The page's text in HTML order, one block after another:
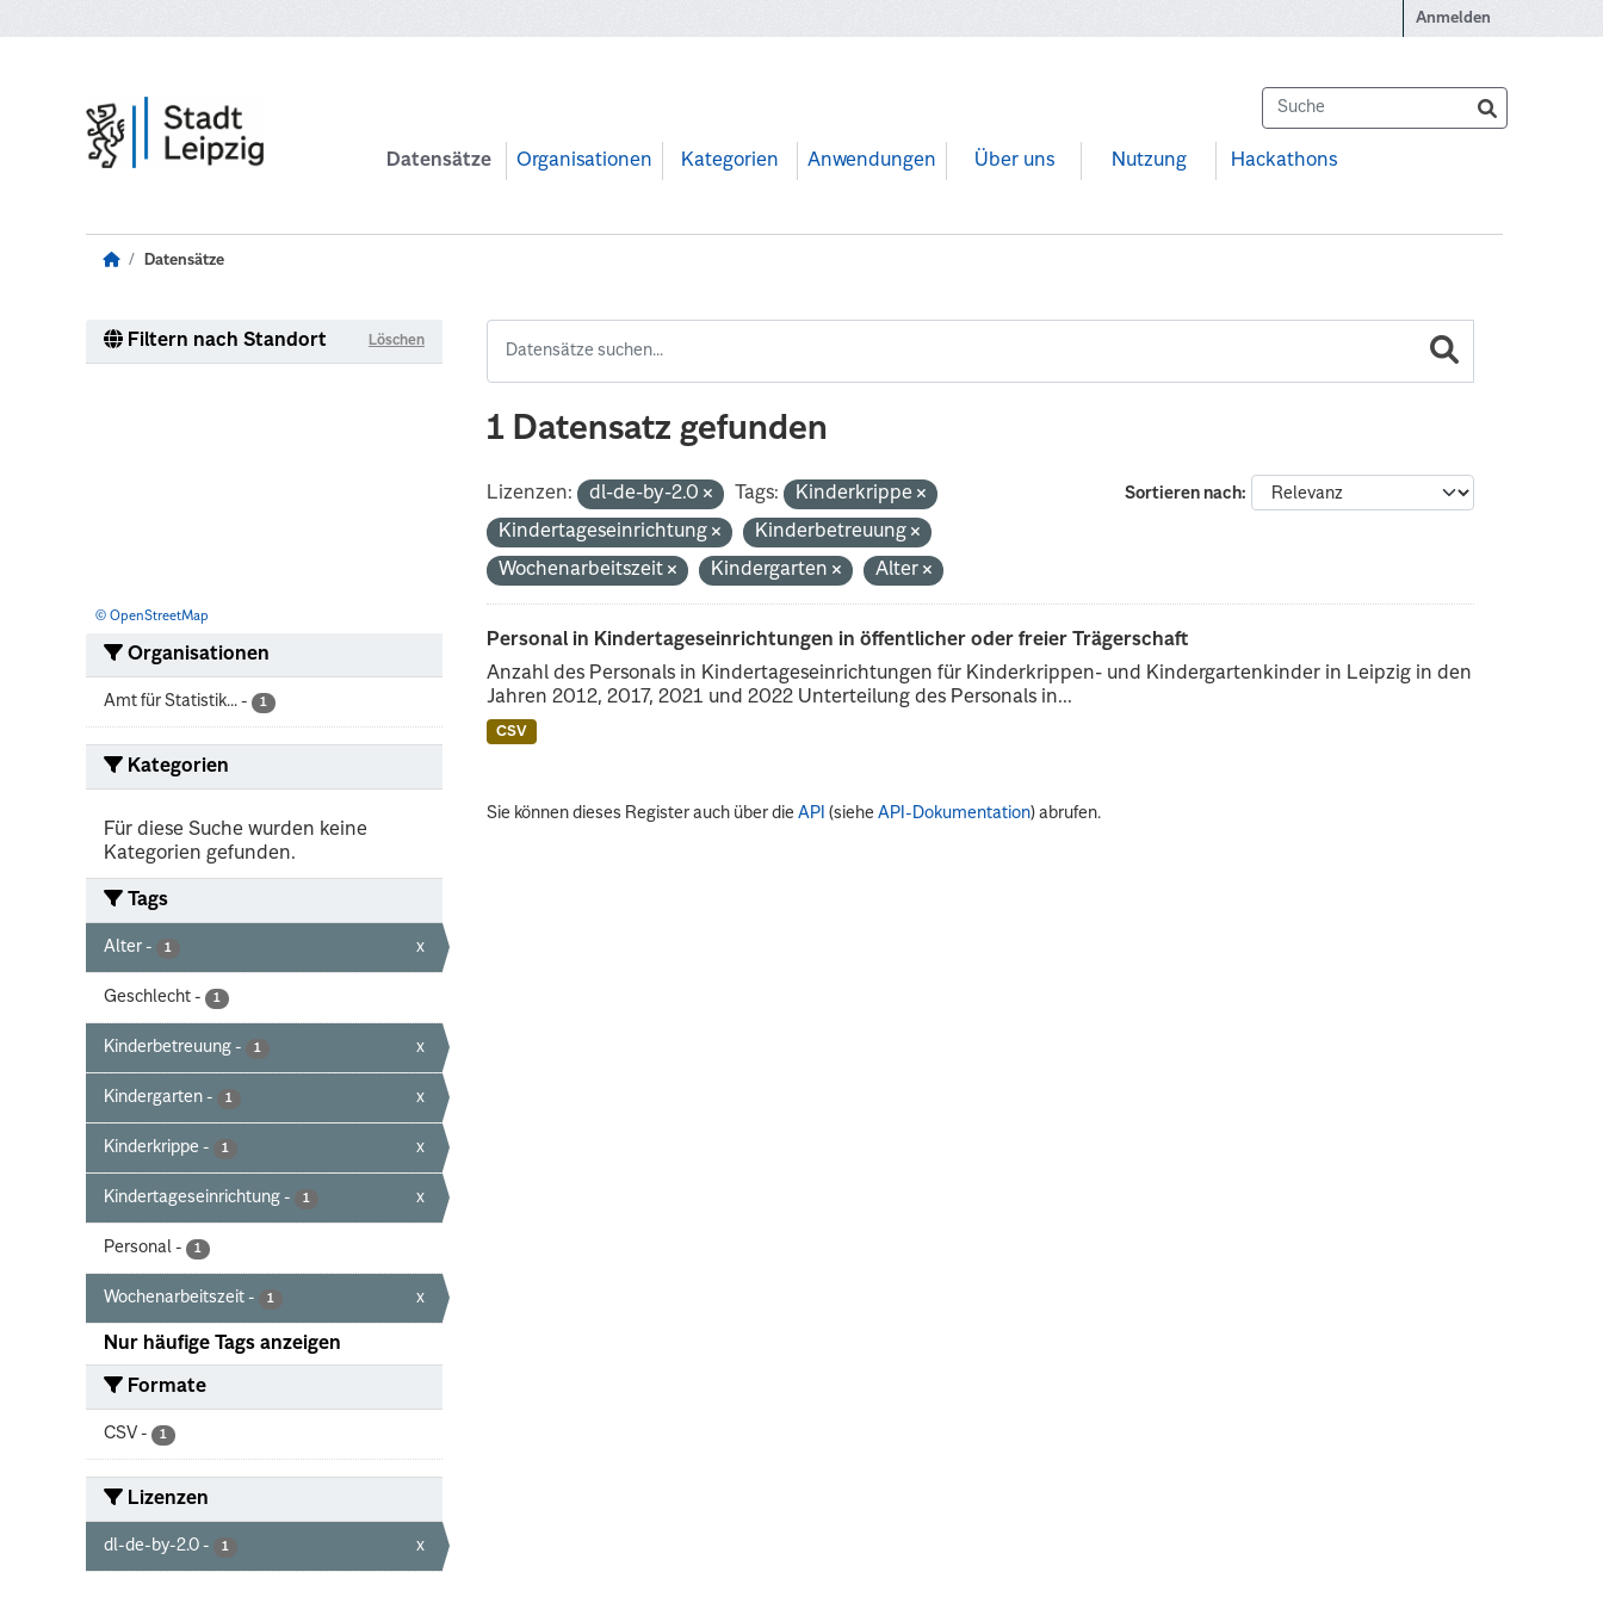
Anmelden
Datensätze Organisationen Kategorien Anwendungen Über uns Nutzung Hackathons
Datensätze
Filtern nach Standort Löschen
© OpenStreetMap
Organisationen
Amt für Statistik... - 1
Kategorien
Für diese Suche wurden keine
Kategorien gefunden.
Tags
Alter - 1 x
Geschlecht - 1
Kinderbetreuung - 1 x
Kindergarten - 1 x
Kinderkrippe - 1 x
Kindertageseinrichtung - 1 x
Personal - 1
Wochenarbeitszeit - 1 x
Nur häufige Tags anzeigen
Formate
CSV - 1
Lizenzen
dl-de-by-2.0 - 1 x
1 Datensatz gefunden
Sortieren nach
Lizenzen: dl-de-by-2.0 Tags:
Kinderkrippe
Kindertageseinrichtung
Kinderbetreuung
Wochenarbeitszeit
Kindergarten Alter
Personal in Kindertageseinrichtungen in öffentlicher oder freier Trägerschaft
Anzahl des Personals in Kindertageseinrichtungen für Kinderkrippen- und Kindergartenkinder in Leipzig in den
Jahren 2012, 2017, 2021 und 2022 Unterteilung des Personals in...
CSV
Sie können dieses Register auch über dieAPI (sieheAPI-Dokumentation) abrufen.